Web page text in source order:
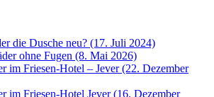
die Dusche neu? (17. Juli 2024)
ohne Fugen (8. Mai 2026)
im Friesen-Hotel – Jever (22. Dezember
im Friesen-Hotel Jever (16. Dezember